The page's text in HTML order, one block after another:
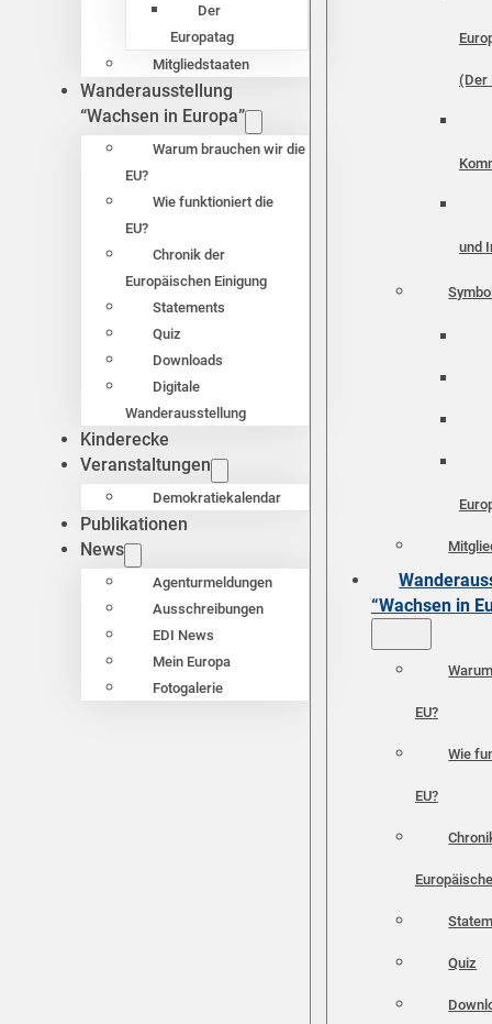
Der
Europatag
Mitgliedstaaten
Wanderausstellung
“Wachsen in Europa”
Warum brauchen wir die
EU?
Wie funktioniert die
EU?
Chronik der
Europäischen Einigung
Statements
Quiz
Downloads
Digitale
Wanderausstellung
Kinderecke
Veranstaltungen
Demokratiekalendar
Publikationen
News
Agenturmeldungen
Ausschreibungen
EDI News
Mein Europa
Fotogalerie
(Der
und
“Wachsen in
EU?
Wie
EU?
Quiz